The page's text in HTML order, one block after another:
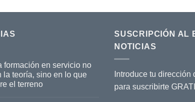
formación en servicio no
la teoría, sino en lo que
el terreno
SUSCRIPCIÓN AL
NOTICIAS
Introduce tu
para suscribirte